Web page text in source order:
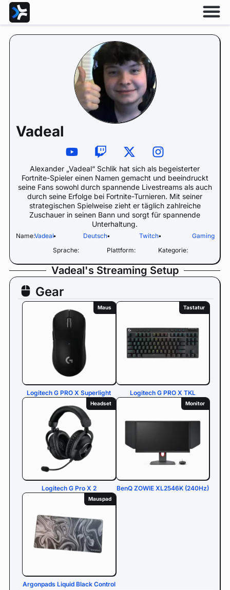
Vadeal
Alexander „Vadeal“ Schlik hat sich als begeisterter
Fortnite-Spieler einen Namen gemacht und beeindruckt
seine Fans sowohl durch spannende Livestreams als auch
durch seine Erfolge bei Fortnite-Turnieren. Mit seiner
strategischen Spielweise zieht er täglich zahlreiche
Zuschauer in seinen Bann und sorgt für spannende
Unterhaltung.
Name:Vadeal•
Sprache:
Deutsch•
Plattform:
Twitch•
Kategorie:
Gaming
Vadeal's Streaming Setup
Gear
Maus
Logitech G PRO X Superlight
Tastatur
Logitech G PRO X TKL
Headset
Logitech G Pro X 2
Monitor
BenQ ZOWIE XL2546K (240Hz)
Mauspad
Argonpads Liquid Black Control